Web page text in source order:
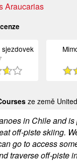
Araucarias
sjezdovek
ze země
in Chile and
off-piste skiing.
go to access
traverse off-piste